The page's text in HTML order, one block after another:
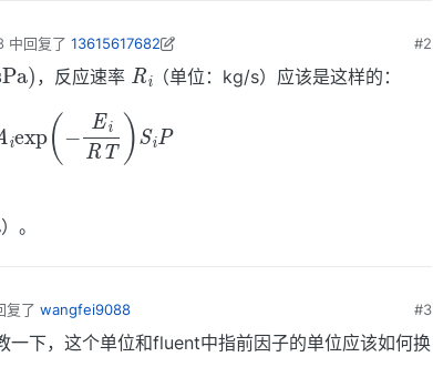
中回复了 13615617682
年7月26日 下午2:58
#2
2sPa
，反应速率
Ri
（单位：kg/s）应该是这样的：
exp( −EiRT )SiP
）。
复了 wangfei9088 #3
一下，这个单位和fluent中指前因子的单位应该如何换